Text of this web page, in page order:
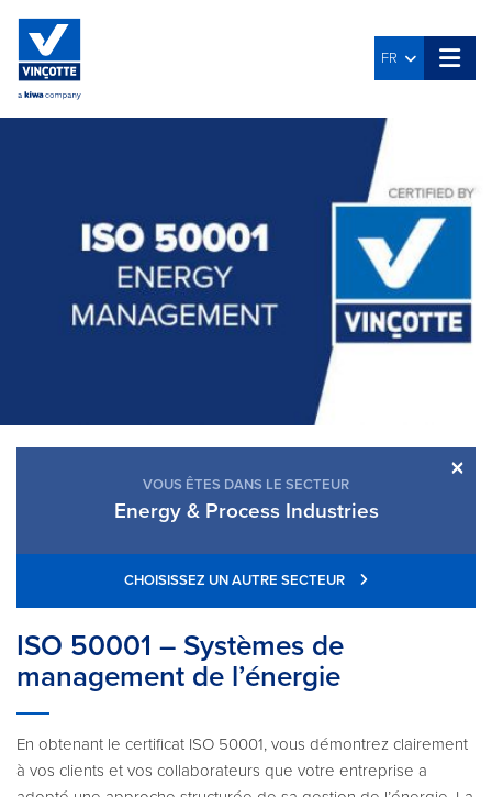
FR
×
VOUS ÊTES DANS LE SECTEUR
Energy & Process Industries
CHOISISSEZ UN AUTRE SECTEUR
ISO 50001 – Systèmes de
management de l’énergie
En obtenant le certificat ISO 50001, vous démontrez clairement
à vos clients et vos collaborateurs que votre entreprise a